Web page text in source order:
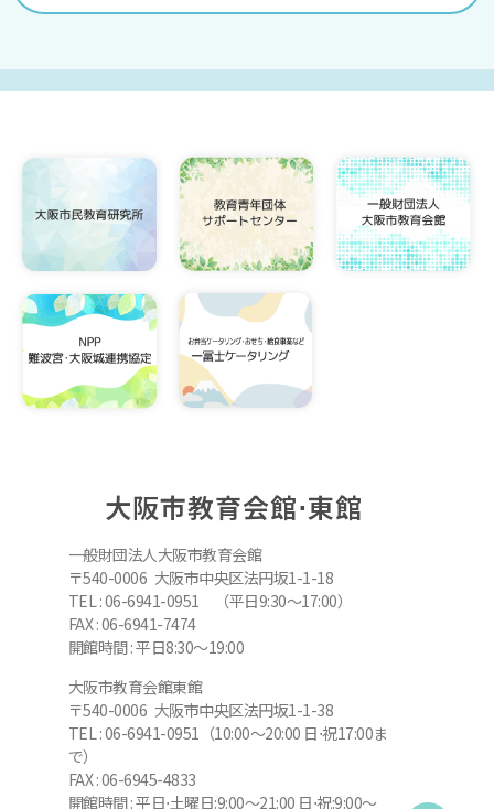
大阪市教育会館⋅東館
一般財団法人大阪市教育会館
〒540-0006 大阪市中央区法円坂1-1-18
TEL : 06-6941-0951 （平日9:30～17:00）
FAX : 06-6941-7474
開館時間 : 平日8:30～19:00
大阪市教育会館東館
〒540-0006 大阪市中央区法円坂1-1-38
TEL : 06-6941-0951（10:00～20:00 日⋅祝17:00ま
で）
FAX : 06-6945-4833
開館時間 : 平日⋅土曜日:9:00～21:00 日⋅祝:9:00～